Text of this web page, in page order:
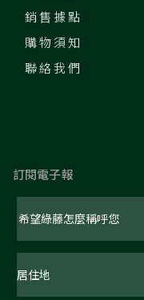
銷售據點
購物須知
聯絡我們
訂閱電子報